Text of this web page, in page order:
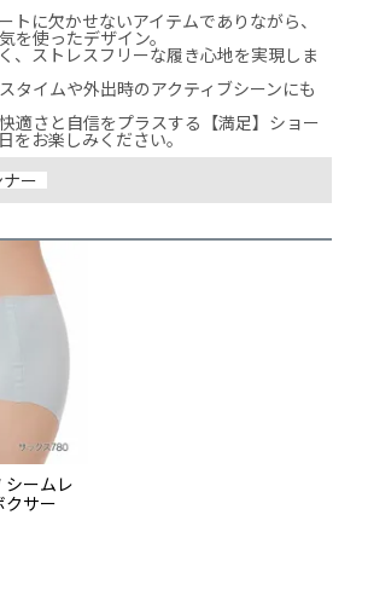
トに欠かせないアイテムでありながら、
を使ったデザイン。
、ストレスフリーな履き心地を実現しま
タイムや外出時のアクティブシーンにも
適さと自信をプラスする【満足】ショー
ナー
シームレ
クサー